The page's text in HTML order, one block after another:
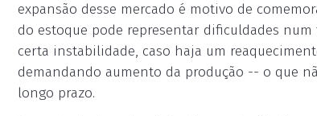
expansão desse mercado é motivo de
do estoque pode representar dificuldades
certa instabilidade, caso haja um
demandando aumento da produção -- o que
longo prazo.